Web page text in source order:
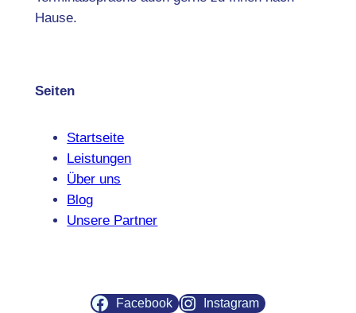
Hause.
Seiten
Startseite
Leistungen
Über uns
Blog
Unsere Partner
Facebook Instagram